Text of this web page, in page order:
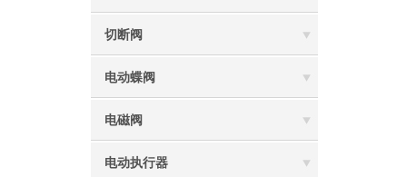
切断阀
电动蝶阀
电磁阀
电动执行器